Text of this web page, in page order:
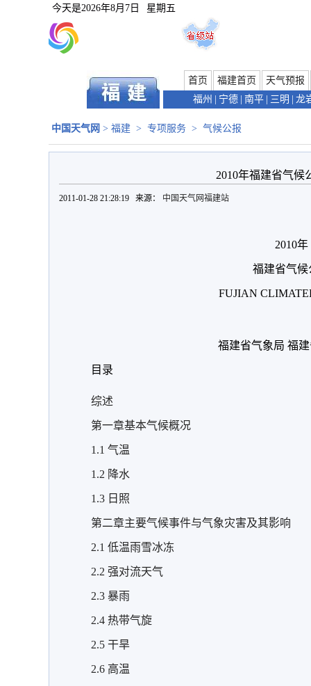
今天是2026年8月7日 星期五
首页 福建首页
天气预报
福州
宁德 南平 三明 龙
中国天气网 > 福建 > 专项服务 > 气候公报
2010年福建省气候
2011-01-28 21:28:19 来源： 中国天气网福建站
2010年
福建省气候
FUJIAN
福建省气象局 福
目录
综述
第一章基本气候概况
1.1 气温
1.2 降水
1.3 日照
第二章主要气候事件与气象灾害及其影响
2.1 低温雨雪冰冻
2.2 强对流天气
2.3 暴雨
2.4 热带气旋
2.5 干旱
2.6 高温